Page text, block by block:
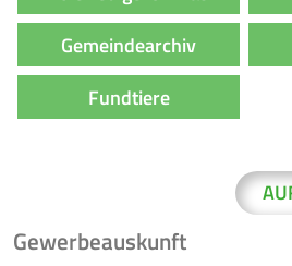
Gemeindearchiv
Fundtiere
Gewerbeauskunft